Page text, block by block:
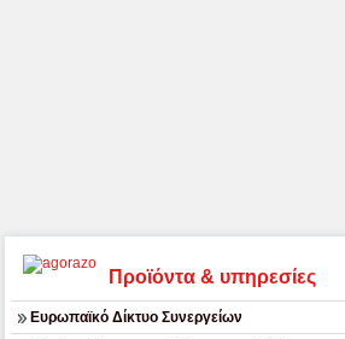
Προϊόντα & υπηρεσίες
Ευρωπαϊκό Δίκτυο Συνεργείων